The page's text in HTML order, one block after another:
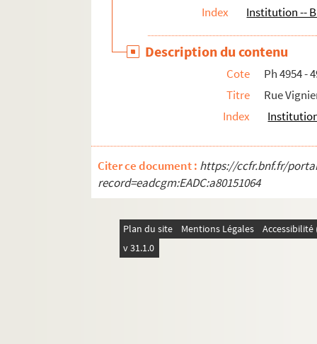
Index
Institution --
Description du contenu
Cote
Ph 4954 -
Titre
Rue
Index
Citer ce document : https://ccfr.bnf.fr/
record=eadcgm:EADC:a80151064
Plan du site Mentions Légales
v 31.1.0